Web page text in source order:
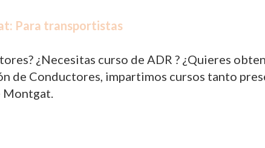
Para transportistas
¿Necesitas curso de ADR ? ¿Quieres
de Conductores, impartimos cursos tanto
Montgat.